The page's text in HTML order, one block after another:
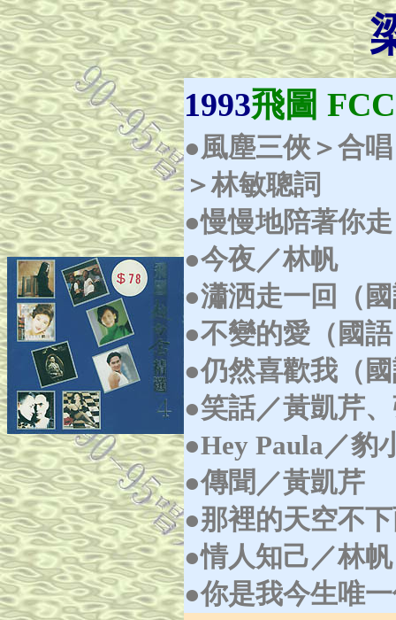
1993飛圖
●風塵三俠＞合
＞林敏聰詞
●慢慢地陪著你
●今夜／林帆
●瀟洒走一回（
●不變的愛（國
●仍然喜歡我（
●笑話／黃凱芹
●Hey Paula／豹
●傳聞／黃凱芹
●那裡的天空不
●情人知己／林帆
●你是我今生唯